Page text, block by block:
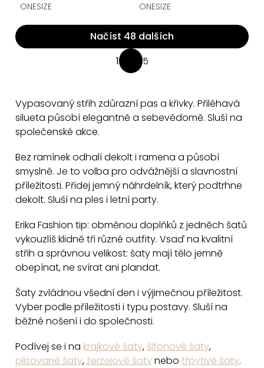
ONESIZE ONESIZE
O
v
á
d
í
p
r
v
k
y
v
ý
p
i
s
Načíst 48 dalších
á
n
v
á
n
í
1 5
Vypasovaný střih zdůrazní pas a křivky. Přiléhavá
silueta působí elegantně a sebevědomě. Sluší na
společenské akce.
Bez ramínek odhalí dekolt i ramena a působí
smyslně. Je to volba pro odvážnější a slavnostní
příležitosti. Přidej jemný náhrdelník, který podtrhne
dekolt. Sluší na ples i letní party.
Erika Fashion tip: obměnou doplňků z jedněch šatů
vykouzlíš klidně tři různé outfity. Vsaď na kvalitní
střih a správnou velikost: šaty mají tělo jemně
obepínat, ne svírat ani plandat.
Šaty zvládnou všední den i výjimečnou příležitost.
Vyber podle příležitosti i typu postavy. Sluší na
běžné nošení i do společnosti.
Podívej se i na krajkové šaty, šifonové šaty,
plisované šaty,žerzejové šatynebo třpytivé šaty.